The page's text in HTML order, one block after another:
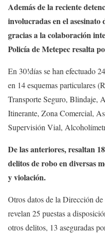
Además de la reciente
involucradas en el
gracias a la colaboración
Policía de Metepec resalta
En 30!días se han efectuado
en 14 esquemas particulares
Transporte Seguro, Blindaje,
Itinerante, Zona Comercial,
Supervisión Vial,
De las anteriores, resaltan
delitos de robo en diversas
y violación.
Otros datos de la Dirección
revelan 25 puestas a
otros delitos, 13 aseguradas